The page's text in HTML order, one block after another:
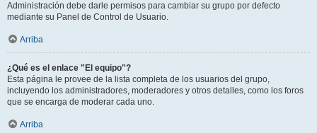
Administración debe darle permisos para cambiar su grupo por defecto
mediante su Panel de Control de Usuario.
Arriba
¿Qué es el enlace "El equipo"?
Esta página le provee de la lista completa de los usuarios del grupo,
incluyendo los administradores, moderadores y otros detalles, como los foros
que se encarga de moderar cada uno.
Arriba